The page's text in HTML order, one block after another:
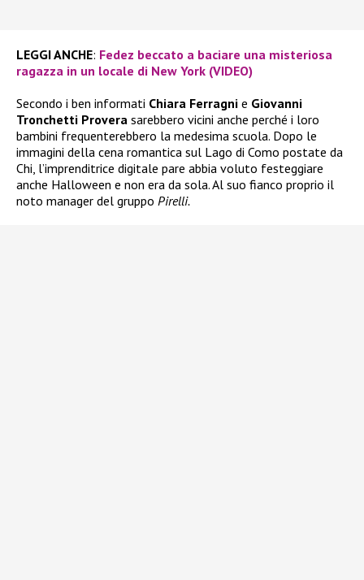
LEGGI ANCHE: Fedez beccato a baciare una misteriosa
ragazza in un locale di New York (VIDEO)
Secondo i ben informati Chiara Ferragni e Giovanni
Tronchetti Provera sarebbero vicini anche perché i loro
bambini frequenterebbero la medesima scuola. Dopo le
immagini della cena romantica sul Lago di Como postate da
Chi, l’imprenditrice digitale pare abbia voluto festeggiare
anche Halloween e non era da sola. Al suo fianco proprio il
noto manager del gruppo Pirelli.